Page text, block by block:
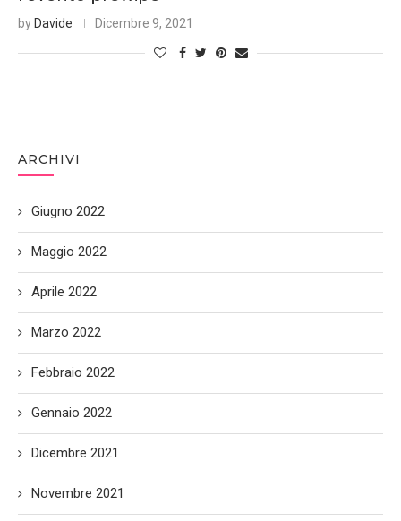
by Davide Dicembre 9, 2021
ARCHIVI
Giugno 2022
Maggio 2022
Aprile 2022
Marzo 2022
Febbraio 2022
Gennaio 2022
Dicembre 2021
Novembre 2021